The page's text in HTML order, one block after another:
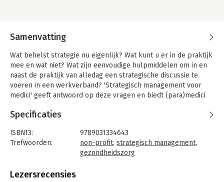
Samenvatting
Wat behelst strategie nu eigenlijk? Wat kunt u er in de praktijk
mee en wat niet? Wat zijn eenvoudige hulpmiddelen om in en
naast de praktijk van alledag een strategische discussie te
voeren in een werkverband? 'Strategisch management voor
medici' geeft antwoord op deze vragen en biedt (para)medici
kunnen leveren in strategische discussies.
Daarnaast geeft het aanwijzingen hoe zij hun managementteam
en raden van bestuur tegenspel kunnen bieden. Dit laatste is
van belang omdat in de afgelopen jaren management en
gegroeid. Medici zijn echter niet opgeleid voor management,
Specificaties
ISBN13:
9789031334643
Trefwoorden:
non-profit, strategisch management,
gezondheidszorg
Bindwijze:
Lezersrecensies